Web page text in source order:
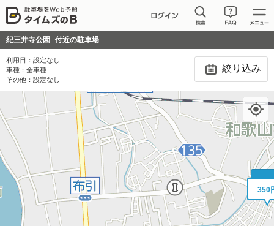
紀三井寺公園 付近の駐車場
利用日： 設定なし
車種： 全車種
その他： 設定なし
絞り込み
350